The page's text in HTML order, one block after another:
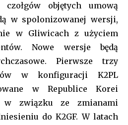
objętych umową
w spolonizowanej wersji,
w Gliwicach z użyciem
Nowe wersje będą
Pierwsze trzy
w konfiguracji K2PL
w Republice Korei
związku ze zmianami
do K2GF. W latach